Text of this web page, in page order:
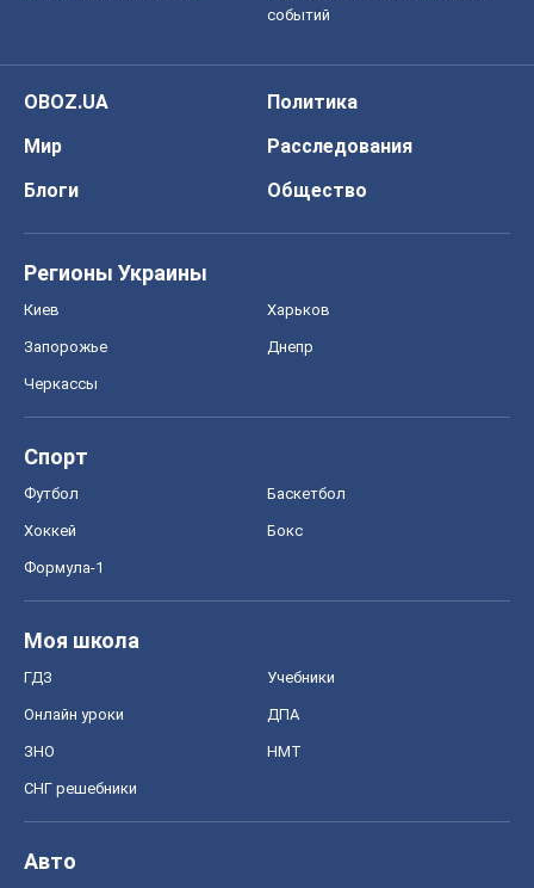
событий
OBOZ.UA
Политика
Мир
Расследования
Блоги
Общество
Регионы Украины
Киев Харьков
Запорожье Днепр
Черкассы
Спорт
Футбол Баскетбол
Хоккей Бокс
Формула-1
Моя школа
ГДЗ Учебники
Онлайн уроки ДПА
ЗНО НМТ
СНГ решебники
Авто